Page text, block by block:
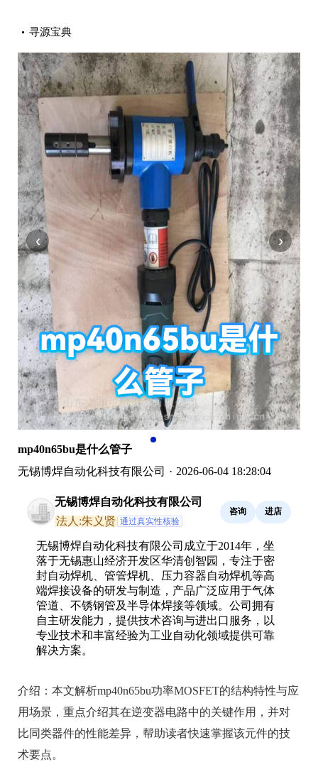
寻源宝典
‹ ›
mp40n65bu是什么管子
无锡博焊自动化科技有限公司 · 2026-06-04 18:28:04
无锡博焊自动化科技有限公司
法人:朱义贤 通过真实性核验
咨询 进店
无锡博焊自动化科技有限公司成立于2014年，坐
落于无锡惠山经济开发区华清创智园，专注于密
封自动焊机、管管焊机、压力容器自动焊机等高
端焊接设备的研发与制造，产品广泛应用于气体
管道、不锈钢管及半导体焊接等领域。公司拥有
自主研发能力，提供技术咨询与进出口服务，以
专业技术和丰富经验为工业自动化领域提供可靠
解决方案。
介绍： 本文解析mp40n65bu功率MOSFET的结构特性与应
用场景，重点介绍其在逆变器电路中的关键作用，并对
比同类器件的性能差异，帮助读者快速掌握该元件的技
术要点。